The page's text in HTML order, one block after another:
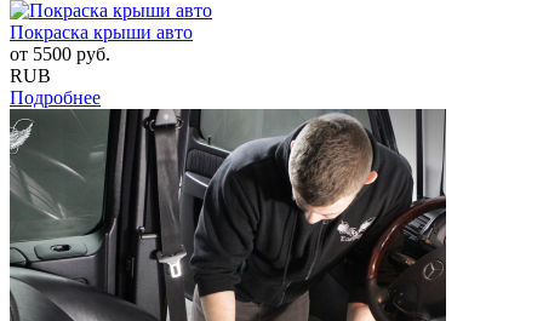
Покраска крыши авто
от 5500 руб.
RUB
Подробнее